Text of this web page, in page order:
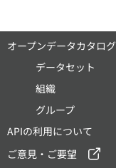
オープンデータカタログ
データセット
組織
グループ
APIの利用について
ご意見・ご要望